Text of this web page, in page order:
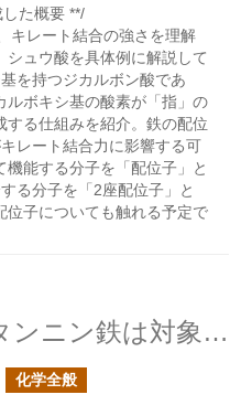
た概要 **/
キレート結合の強さを理解
ュウ酸を具体例に解説して
を持つジカルボン酸であ
ルボキシ基の酸素が「指」の
する仕組みを紹介。鉄の配位
レート結合力に影響する可
能する分子を「配位子」と
る分子を「2座配位子」と
位子についても触れる予定で
遊離酸化鉄の定量でタンニン鉄は対象であるか？
化学全般